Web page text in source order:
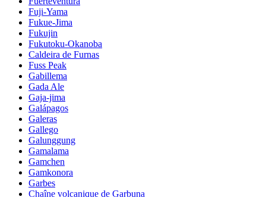
Fuji-Yama
Fukue-Jima
Fukujin
Fukutoku-Okanoba
Caldeira de Furnas
Fuss Peak
Gabillema
Gada Ale
Gaja-jima
Galápagos
Galeras
Gallego
Galunggung
Gamalama
Gamchen
Gamkonora
Garbes
Chaîne volcanique de Garbuna